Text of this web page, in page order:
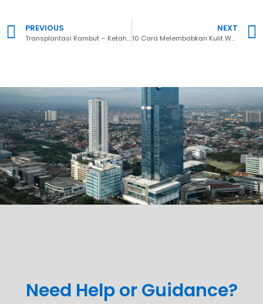
PREVIOUS
Transplantasi Rambut – Ketahui Tujuan, Prosedur, dan Efek Sampingnya
NEXT
10 Cara Melembabkan Kulit Wajah Secara Alami dan Ampuh
Need Help or Guidance?